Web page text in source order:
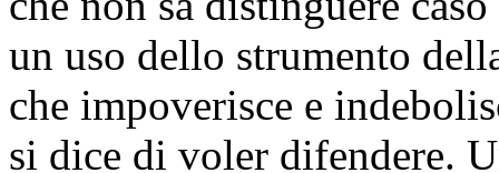
un uso dello strumento
che impoverisce e
si dice di voler difendere.